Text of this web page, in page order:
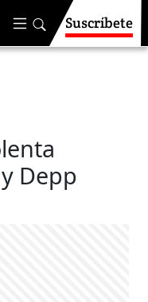
Suscríbete
Depp